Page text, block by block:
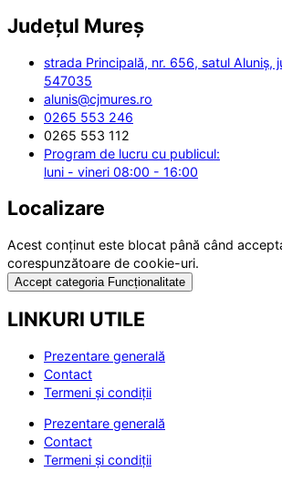
Județul Mureș
strada Principală, nr. 656, satul Aluniș,
547035
alunis@cjmures.ro
0265 553 246
0265 553 112
Program de lucru cu publicul:
luni - vineri 08:00 - 16:00
Localizare
Acest conținut este blocat până când
corespunzătoare de cookie-uri.
Accept categoria Funcționalitate
LINKURI UTILE
Prezentare generală
Contact
Termeni și condiții
Prezentare generală
Contact
Termeni și condiții